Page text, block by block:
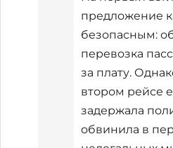
предложение
безопасным:
перевозка
за плату.
втором рейсе
задержала
обвинила в